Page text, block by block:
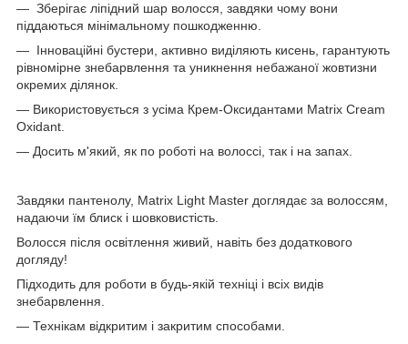
― Зберігає ліпідний шар волосся, завдяки чому вони
піддаються мінімальному пошкодженню.
― Інноваційні бустери, активно виділяють кисень, гарантують
рівномірне знебарвлення та уникнення небажаної жовтизни
окремих ділянок.
― Використовується з усіма Крем-Оксидантами Matrix Cream
Oxidant.
― Досить м'який, як по роботі на волоссі, так і на запах.
Завдяки пантенолу, Matrix Light Master доглядає за волоссям,
надаючи їм блиск і шовковистість.
Волосся після освітлення живий, навіть без додаткового
догляду!
Підходить для роботи в будь-якій техніці і всіх видів
знебарвлення.
― Технікам відкритим і закритим способами.